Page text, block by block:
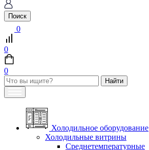
Поиск
0
0
0
Холодильное оборудование
Холодильные витрины
Среднетемпературные